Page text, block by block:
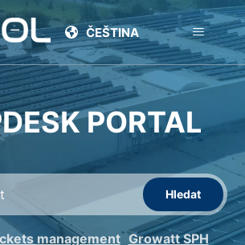
ČEŠTINA
PORTAL
management Growatt SPH